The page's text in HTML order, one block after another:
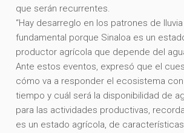
que serán recurrentes.
“Hay desarreglo en los patrones de
fundamental porque Sinaloa es un
productor agrícola que depende del
Ante estos eventos, expresó que el
cómo va a responder el ecosistema
tiempo y cuál será la disponibilidad de
para las actividades productivas,
es un estado agrícola, de